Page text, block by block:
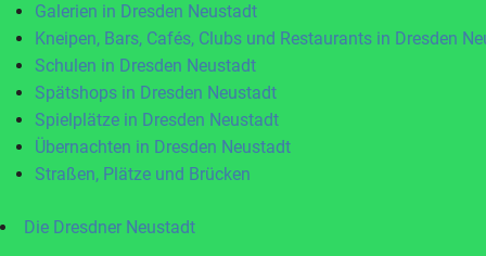
Galerien in Dresden Neustadt
Kneipen, Bars, Cafés, Clubs und Restaurants in Dresden
Schulen in Dresden Neustadt
Spätshops in Dresden Neustadt
Spielplätze in Dresden Neustadt
Übernachten in Dresden Neustadt
Straßen, Plätze und Brücken
Die Dresdner Neustadt